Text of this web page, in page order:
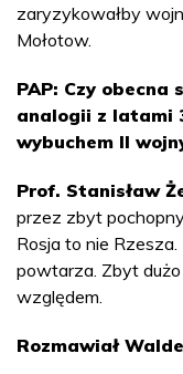
zaryzykowałby
Mołotow.
PAP: Czy
analogii z latami
wybuchem II
Prof. Stanisław
przez zbyt
Rosja to nie
powtarza. Zbyt
względem.
Rozmawiał